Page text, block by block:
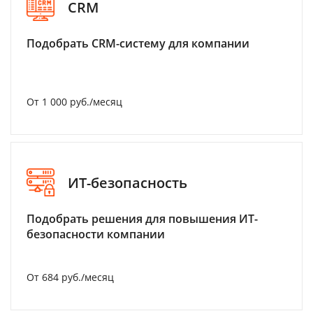
CRM
Подобрать CRM-систему для компании
От 1 000 руб./месяц
ИТ-безопасность
Подобрать решения для повышения ИТ-
безопасности компании
От 684 руб./месяц